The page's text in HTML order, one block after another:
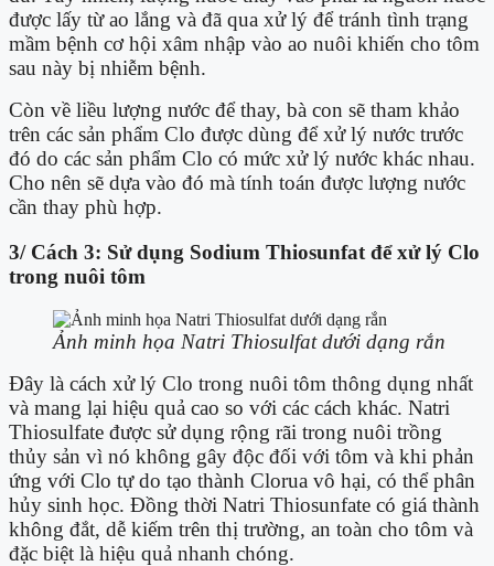
được lấy từ ao lắng và đã qua xử lý để tránh tình trạng
mầm bệnh cơ hội xâm nhập vào ao nuôi khiến cho tôm
sau này bị nhiễm bệnh.
Còn về liều lượng nước để thay, bà con sẽ tham khảo
trên các sản phẩm Clo được dùng để xử lý nước trước
đó do các sản phẩm Clo có mức xử lý nước khác nhau.
Cho nên sẽ dựa vào đó mà tính toán được lượng nước
cần thay phù hợp.
3/ Cách 3: Sử dụng Sodium Thiosunfat để xử lý Clo
trong nuôi tôm
Ảnh minh họa Natri Thiosulfat dưới dạng rắn
Đây là cách xử lý Clo trong nuôi tôm thông dụng nhất
và mang lại hiệu quả cao so với các cách khác. Natri
Thiosulfate được sử dụng rộng rãi trong nuôi trồng
thủy sản vì nó không gây độc đối với tôm và khi phản
ứng với Clo tự do tạo thành Clorua vô hại, có thể phân
hủy sinh học. Đồng thời Natri Thiosunfate có giá thành
không đắt, dễ kiếm trên thị trường, an toàn cho tôm và
đặc biệt là hiệu quả nhanh chóng.